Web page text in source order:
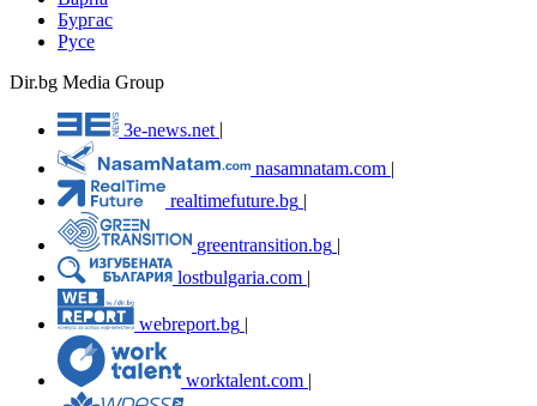
Бургас
Русе
Dir.bg Media Group
3e-news.net
nasamnatam.com |
realtimefuture.bg |
greentransition.bg |
lostbulgaria.com |
webreport.bg
worktalent.com |